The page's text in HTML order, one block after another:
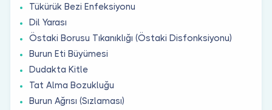
Tükürük Bezi Enfeksiyonu
Dil Yarası
Östaki Borusu Tıkanıklığı (Östaki Disfonksiyonu)
Burun Eti Büyümesi
Dudakta Kitle
Tat Alma Bozukluğu
Burun Ağrısı (Sızlaması)